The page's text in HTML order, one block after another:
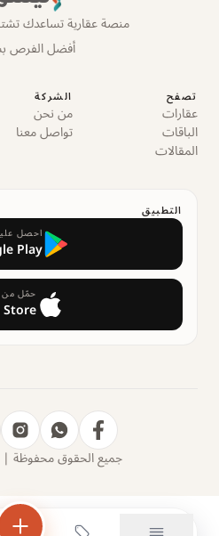
منصة عقارية تساعدك
أفضل الفرص
تصفح
عقارات
الباقات
المقالات
الشركة
من نحن
تواصل معنا
التطبيق
احصل
Play
حمّل من
جميع الحقوق محفوظة |